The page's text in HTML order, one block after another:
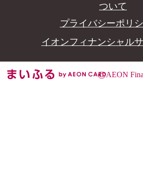
ついて
プライバシーポリ
イオンフィナンシャル
©AEON